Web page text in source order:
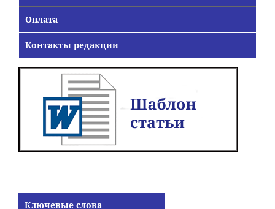
Оплата
Контакты редакции
Ключевые слова